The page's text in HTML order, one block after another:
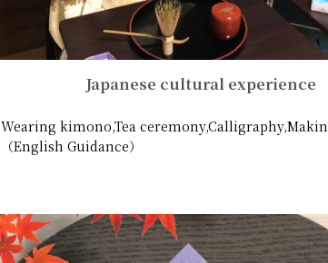
Japanese cultural experience
Wearing kimono,Tea
（English Guidance）